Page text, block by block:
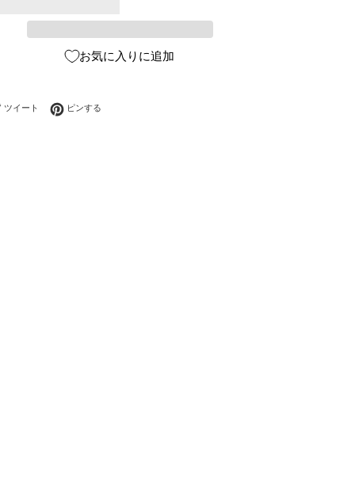
お気に入りに追加
でシェアする
ツイート Twitterに投稿する
ピンする